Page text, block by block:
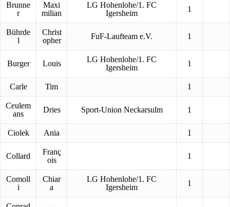
Brunne
r
Maxi
milian
LG Hohenlohe/1. FC
Igersheim
1
Bührde
l
Christ
opher
FuF-Laufteam e.V. 1
Burger Louis
LG Hohenlohe/1. FC
Igersheim
1
Carle Tim 1
Ceulem
ans
Dries Sport-Union Neckarsulm 1
Ciolek Ania 1
Collard
Franç
ois
1
Comoll
i
Chiar
a
LG Hohenlohe/1. FC
Igersheim
1